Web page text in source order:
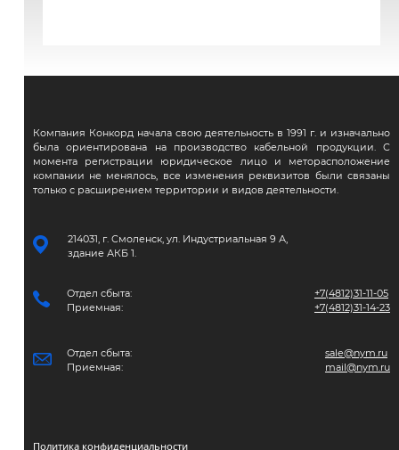
Компания Конкорд начала свою деятельность в 1991 г. и изначально
была ориентирована на производство кабельной продукции. С
момента регистрации юридическое лицо и меторасположение
компании не менялось, все изменения реквизитов были связаны
только с расширением территории и видов деятельности.
214031, г. Смоленск, ул. Индустриальная 9 А,
здание АКБ 1.
Отдел сбыта:
Приемная:
+7(4812)31-11-05
+7(4812)31-14-23
Отдел сбыта:
Приемная:
sale@nym.ru
mail@nym.ru
Политика конфиденциальности